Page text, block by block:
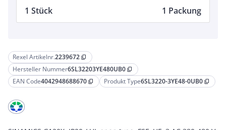
Rexel Artikelnr.2239672 content_copy
Hersteller Nummer6SL32203YE480UB0 content_copy
EAN Code4042948688670 content_copy Produkt Type6SL3220-3YE48-0UB0 content_copy
1 Stück 1 Packung